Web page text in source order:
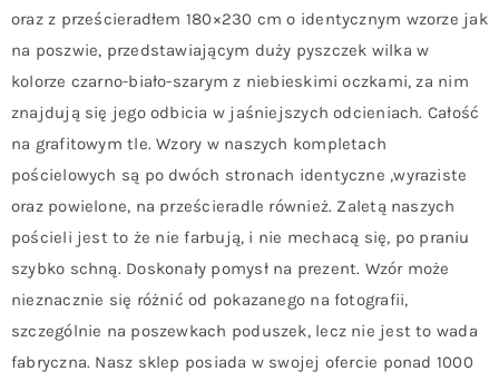
oraz z prześcieradłem 180×230 cm o identycznym wzorze jak
na poszwie, przedstawiającym duży pyszczek wilka w
kolorze czarno-biało-szarym z niebieskimi oczkami, za nim
znajdują się jego odbicia w jaśniejszych odcieniach. Całość
na grafitowym tle. Wzory w naszych kompletach
pościelowych są po dwóch stronach identyczne ,wyraziste
oraz powielone, na prześcieradle również. Zaletą naszych
pościeli jest to że nie farbują, i nie mechacą się, po praniu
szybko schną. Doskonały pomysł na prezent. Wzór może
nieznacznie się różnić od pokazanego na fotografii,
szczególnie na poszewkach poduszek, lecz nie jest to wada
fabryczna. Nasz sklep posiada w swojej ofercie ponad 1000